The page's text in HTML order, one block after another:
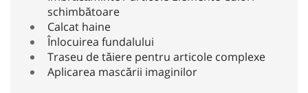
schimbătoare
Calcat haine
Înlocuirea fundalului
Traseu de tăiere pentru articole complexe
Aplicarea mascării imaginilor